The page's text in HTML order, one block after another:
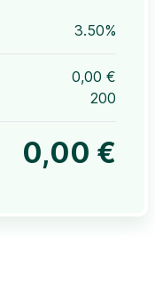
3.50%
0,00 €
200
0,00 €